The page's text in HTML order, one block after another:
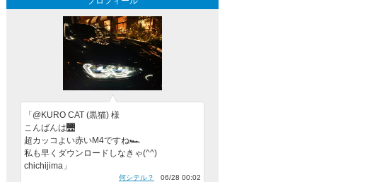
「@KURO CAT (黒猫) 様
こんばんは🌉
超カッコよい赤いM4ですね🏎️
私も早くダウンロードしなきゃ(^^)
chichijima」
何シテル？ 06/28 00:02